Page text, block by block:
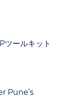
ツールキット
Pune’s